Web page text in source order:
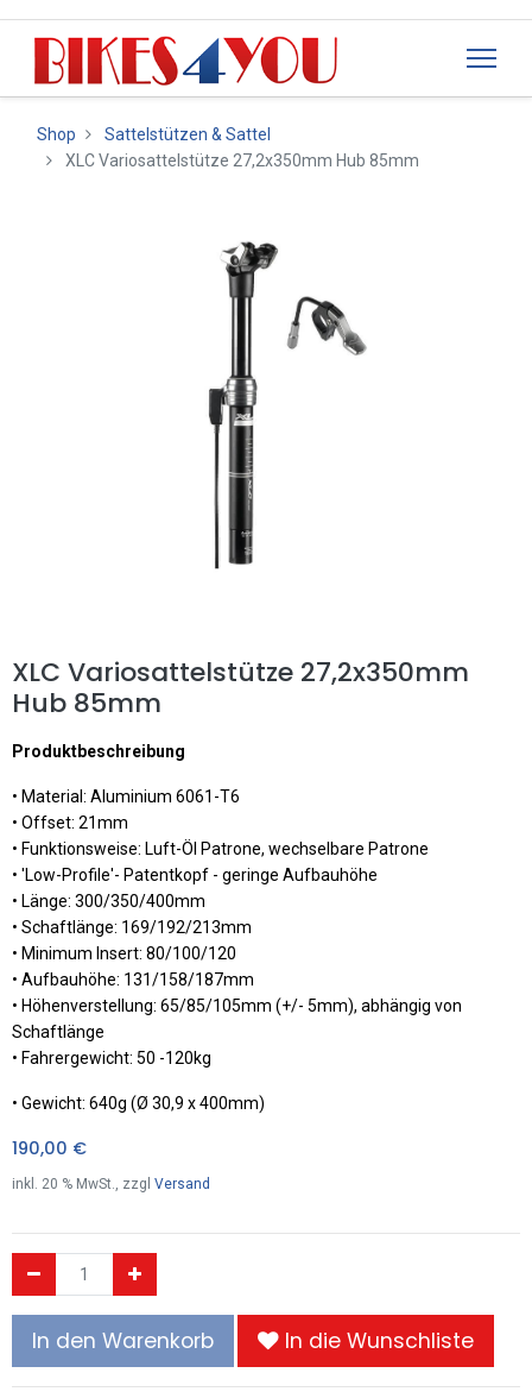
Shop
Sattelstützen & Sattel
XLC Variosattelstütze 27,2x350mm Hub 85mm
XLC Variosattelstütze 27,2x350mm
Hub 85mm
Produktbeschreibung
• Material: Aluminium 6061-T6
• Offset: 21mm
• Funktionsweise: Luft-Öl Patrone, wechselbare Patrone
• 'Low-Profile'- Patentkopf - geringe Aufbauhöhe
• Länge: 300/350/400mm
• Schaftlänge: 169/192/213mm
• Minimum Insert: 80/100/120
• Aufbauhöhe: 131/158/187mm
• Höhenverstellung: 65/85/105mm (+/- 5mm), abhängig von
Schaftlänge
• Fahrergewicht: 50 -120kg
• Gewicht: 640g (Ø 30,9 x 400mm)
190,00 €
inkl. 20 % MwSt., zzgl Versand
In den Warenkorb In die Wunschliste